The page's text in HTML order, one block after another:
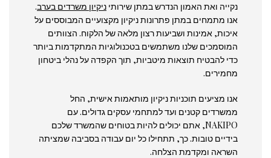
נקייה ואת האמון הנדרש במתן שירותי ניקיון משרדים בערב.
אנו מתמחים במתן פתרונות ניקיון מקצועיים המבוססים על
איכות, אמינות ושביעות רצון מלאה של הלקוח. הצוותים
המוסמכים שלנו משתמשים בטכנולוגיות המתקדמות ביותר
כדי להבטיח תוצאות מיטביות, תוך הקפדה על נהלי ביטחון
מחמירים.
אנו מציעים תוכניות ניקיון מותאמות אישית, החל
ממשרדים קטנים ועד למתחמי עסקים גדולים. עם
NAKIPO, אתם יכולים להיות בטוחים שהמשרד שלכם
בידיים טובות. כך, תתחילו כל יום עבודה בסביבה שמציתה
השראה ומקדמת הצלחה.